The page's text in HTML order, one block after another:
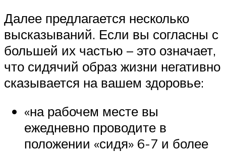
Далее предлагается несколько
высказываний. Если вы согласны с
большей их частью – это означает,
что сидячий образ жизни негативно
сказывается на вашем здоровье:
«на рабочем месте вы
ежедневно проводите в
положении «сидя» 6-7 и более